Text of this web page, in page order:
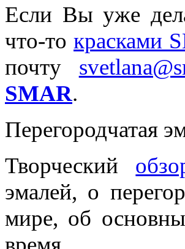
Если Вы уже
что-то красками
почту
SMAR.
Перегородчатая
Творческий
эмалей, о
мире, об